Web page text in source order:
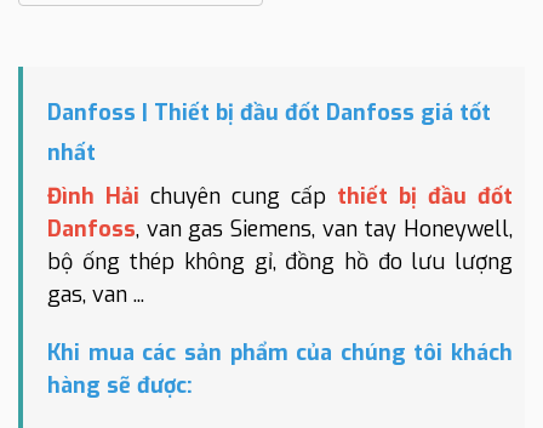
Danfoss | Thiết bị đầu đốt Danfoss giá tốt
nhất
Đình Hải chuyên cung cấp thiết bị đầu đốt
Danfoss, van gas Siemens, van tay Honeywell,
bộ ống thép không gỉ, đồng hồ đo lưu lượng
gas, van ...
Khi mua các sản phẩm của chúng tôi khách
hàng sẽ được: